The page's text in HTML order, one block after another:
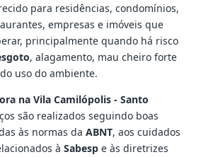
para residências, condomínios,
empresas e imóveis que
principalmente quando há risco
, alagamento, mau cheiro forte
uso do ambiente.
na Vila Camilópolis - Santo
são realizados seguindo boas
às normas da ABNT, aos cuidados
à Sabespe às diretrizes